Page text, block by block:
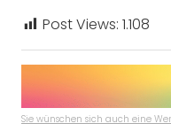
Post Views: 1.108
Sie wünschen sich auch eine